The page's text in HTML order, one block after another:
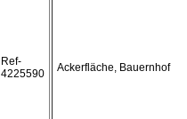
Ref-
4225590
Ackerfläche, Bauernhof